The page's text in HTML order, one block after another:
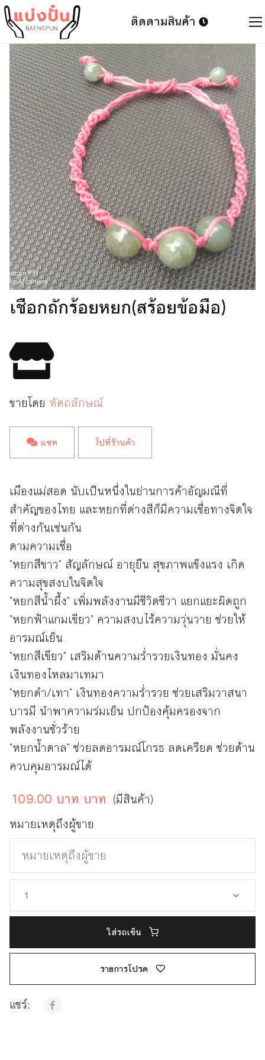
ติดตามสินค้า
เชือกถักร้อยหยก(สร้อยข้อมือ)
ขายโดย หัตถลักษณ์
แชท ไปที่ร้านค้า
เมืองแม่สอด นับเป็นหนึ่งในย่านการค้าอัญมณีที่
สำคัญของไทย และหยกที่ต่างสีก็มีความเชื่อทางจิตใจ
ที่ต่างกันเช่นกัน
ตามความเชื่อ
"หยกสีขาว" สัญลักษณ์ อายุยืน สุขภาพแข็งแรง เกิด
ความสุขสงบในจิตใจ
"หยกสีน้ำผึ้ง" เพิ่มพลังงานมีชีวิตชีวา แยกแยะผิดถูก
"หยกฟ้าแกมเขียว" ความสงบไร้ความวุ่นวาย ช่วยให้
อารมณ์เย็น
"หยกสีเขียว" เสริมด้านความร่ำรวยเงินทอง มั่นคง
เงินทองไหลมาเทมา
"หยกดำ/เทา" เงินทองความร่ำรวย ช่วยเสริมวาสนา
บารมี นำพาความร่มเย็น ปกป้องคุ้มครองจาก
พลังงานชั่วร้าย
"หยกน้ำตาล" ช่วยลดอารมณ์โกรธ ลดเครียด ช่วยด้าน
ควบคุมอารมณ์ได้
109.00 บาท บาท (มีสินค้า)
หมายเหตุถึงผู้ขาย
ใส่รถเข็น
รายการโปรด
แชร์: